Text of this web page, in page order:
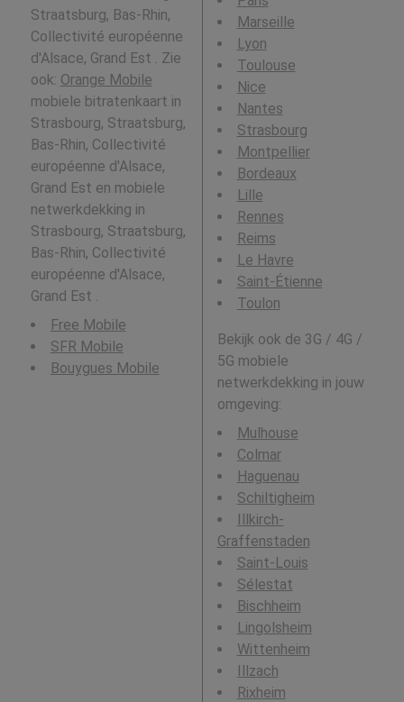
Straatsburg, Bas-Rhin,
Collectivité européenne
d'Alsace, Grand Est . Zie
ook: Orange Mobile
mobiele bitratenkaart in
Strasbourg, Straatsburg,
Bas-Rhin, Collectivité
européenne d'Alsace,
Grand Est en mobiele
netwerkdekking in
Strasbourg, Straatsburg,
Bas-Rhin, Collectivité
européenne d'Alsace,
Grand Est .
Free Mobile
SFR Mobile
Bouygues Mobile
Marseille
Lyon
Toulouse
Nice
Nantes
Strasbourg
Montpellier
Bordeaux
Lille
Rennes
Reims
Le Havre
Saint-Étienne
Toulon
Bekijk ook de 3G / 4G /
5G mobiele
netwerkdekking in jouw
omgeving:
Mulhouse
Colmar
Haguenau
Schiltigheim
Illkirch-
Graffenstaden
Saint-Louis
Sélestat
Bischheim
Lingolsheim
Wittenheim
Illzach
Rixheim